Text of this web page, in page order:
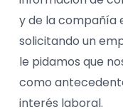
y de la compañía
solicitando un
le pidamos que
como
interés laboral.